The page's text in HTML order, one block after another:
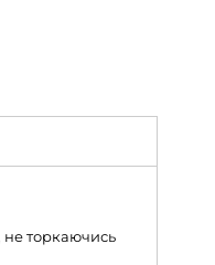
не торкаючись